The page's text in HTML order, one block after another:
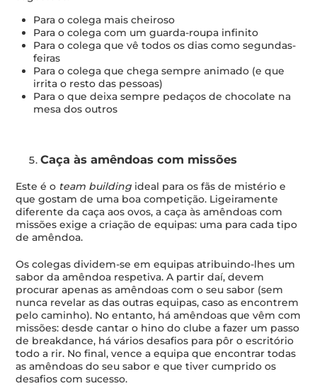
Para o colega mais cheiroso
Para o colega com um guarda-roupa infinito
Para o colega que vê todos os dias como segundas-
feiras
Para o colega que chega sempre animado (e que
irrita o resto das pessoas)
Para o que deixa sempre pedaços de chocolate na
mesa dos outros
Caça às amêndoas com missões
Este é o team building ideal para os fãs de mistério e
que gostam de uma boa competição. Ligeiramente
diferente da caça aos ovos, a caça às amêndoas com
missões exige a criação de equipas: uma para cada tipo
de amêndoa.
Os colegas dividem-se em equipas atribuindo-lhes um
sabor da amêndoa respetiva. A partir daí, devem
procurar apenas as amêndoas com o seu sabor (sem
nunca revelar as das outras equipas, caso as encontrem
pelo caminho). No entanto, háamêndoas que vêm com
missões: desde cantar o hino do clube a fazer um passo
de breakdance, há vários desafios para pôr o escritório
todo a rir. No final, vence a equipa que encontrar todas
as amêndoas do seu sabor e que tiver cumprido os
desafios com sucesso.